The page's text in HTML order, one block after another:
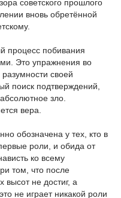
советского прошлого
вновь обретённой
процесс побивания
Это упражнения во
своей
поиск подтверждений,
зло.
вера.
обозначена у тех, кто в
роли, и обида от
ко всему
том, что после
высот не достиг, а
не играет никакой роли